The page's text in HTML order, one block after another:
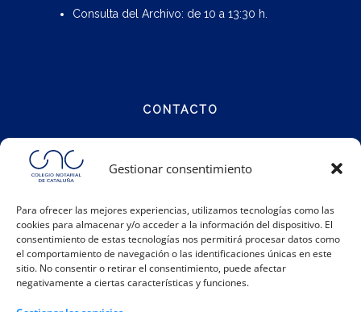
Gestionar consentimiento
Para ofrecer las mejores experiencias, utilizamos tecnologías como las
cookies para almacenar y/o acceder a la información del dispositivo. El
consentimiento de estas tecnologías nos permitirá procesar datos como
el comportamiento de navegación o las identificaciones únicas en este
sitio. No consentir o retirar el consentimiento, puede afectar
negativamente a ciertas características y funciones.
Consulta del Archivo: de 10 a 13:30 h.
CONTACTO
Teléfono:93 317 48 00
Email: info@catalunya.notariado.org